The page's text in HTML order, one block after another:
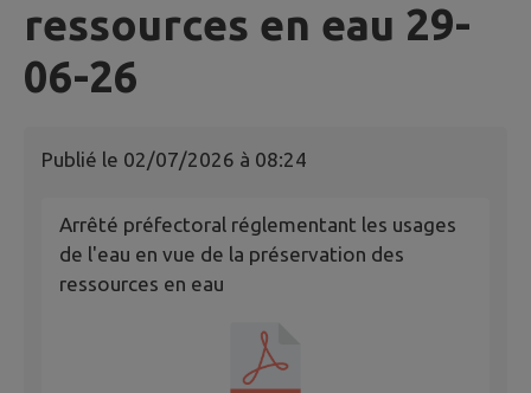
ressources en eau 29-
06-26
Publié le 02/07/2026 à 08:24
Arrêté préfectoral réglementant les usages
de l'eau en vue de la préservation des
ressources en eau